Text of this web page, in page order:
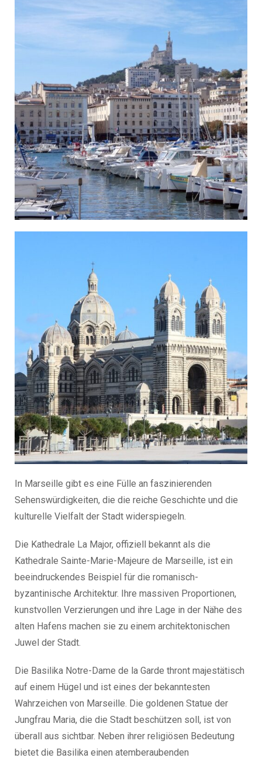
In Marseille gibt es eine Fülle an faszinierenden
Sehenswürdigkeiten, die die reiche Geschichte und die
kulturelle Vielfalt der Stadt widerspiegeln.
Die Kathedrale La Major, offiziell bekannt als die
Kathedrale Sainte-Marie-Majeure de Marseille, ist ein
beeindruckendes Beispiel für die romanisch-
byzantinische Architektur. Ihre massiven Proportionen,
kunstvollen Verzierungen und ihre Lage in der Nähe des
alten Hafens machen sie zu einem architektonischen
Juwel der Stadt.
Die Basilika Notre-Dame de la Garde thront majestätisch
auf einem Hügel und ist eines der bekanntesten
Wahrzeichen von Marseille. Die goldenen Statue der
Jungfrau Maria, die die Stadt beschützen soll, ist von
überall aus sichtbar. Neben ihrer religiösen Bedeutung
bietet die Basilika einen atemberaubenden